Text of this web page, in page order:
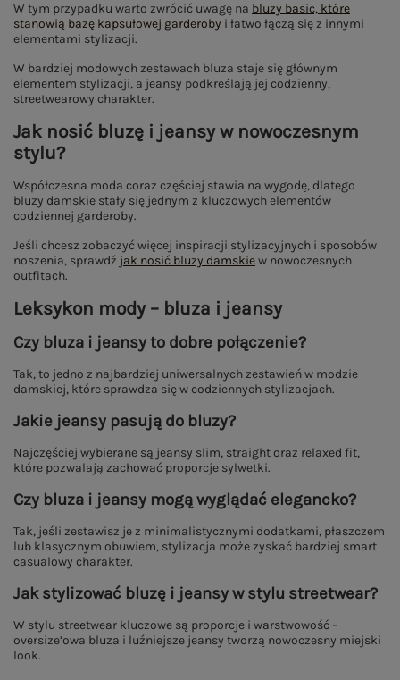
W tym przypadku warto zwrócić uwagę na bluzy basic, które
stanowią bazę kapsułowej garderoby i łatwo łączą się z innymi
elementami stylizacji.
W bardziej modowych zestawach bluza staje się głównym
elementem stylizacji, a jeansy podkreślają jej codzienny,
streetwearowy charakter.
Jak nosić bluzę i jeansy w nowoczesnym
stylu?
Współczesna moda coraz częściej stawia na wygodę, dlatego
bluzy damskie stały się jednym z kluczowych elementów
codziennej garderoby.
Jeśli chcesz zobaczyć więcej inspiracji stylizacyjnych i sposobów
noszenia, sprawdź jak nosić bluzy damskiew nowoczesnych
outfitach.
Leksykon mody – bluza i jeansy
Czy bluza i jeansy to dobre połączenie?
Tak, to jedno z najbardziej uniwersalnych zestawień w modzie
damskiej, które sprawdza się w codziennych stylizacjach.
Jakie jeansy pasują do bluzy?
Najczęściej wybierane są jeansy slim, straight oraz relaxed fit,
które pozwalają zachować proporcje sylwetki.
Czy bluza i jeansy mogą wyglądać elegancko?
Tak, jeśli zestawisz je z minimalistycznymi dodatkami, płaszczem
lub klasycznym obuwiem, stylizacja może zyskać bardziej smart
casualowy charakter.
Jak stylizować bluzę i jeansy w stylu streetwear?
W stylu streetwear kluczowe są proporcje i warstwowość –
oversize’owa bluza i luźniejsze jeansy tworzą nowoczesny miejski
look.